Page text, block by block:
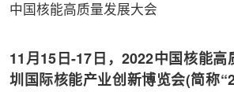
中国核能高质量发展大会
11月15日-17日，2022中国核能高
圳国际核能产业创新博览会(简称